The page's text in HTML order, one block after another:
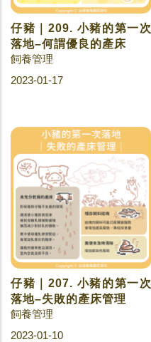
仔豬｜209. 小豬的第一次
落地–何謂優良的產床
飼養管理
2023-01-17
仔豬｜207. 小豬的第一次
落地–失敗的產床管理
飼養管理
2023-01-10